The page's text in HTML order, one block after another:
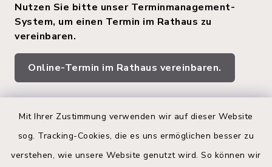
Mit Ihrer Zustimmung verwenden wir auf dieser Website
sog. Tracking-Cookies, die es uns ermöglichen besser zu
verstehen, wie unsere Website genutzt wird. So können wir
Nutzen Sie bitte unser Terminmanagement-
System, um einen Termin im Rathaus zu
vereinbaren.
Online-Termin im Rathaus vereinbaren.
Quicklinks